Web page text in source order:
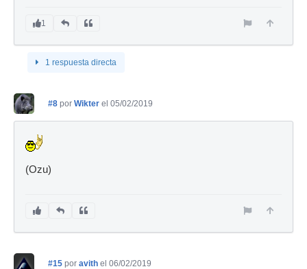
1
1 respuesta directa
#8 por Wikter el 05/02/2019
(Ozu)
#15 por avith el 06/02/2019